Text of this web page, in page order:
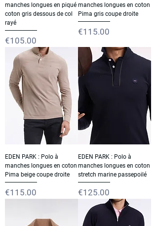
manches longues en piqué
coton gris dessous de col
rayé
Price
€105.00
manches longues en coton
Pima gris coupe droite
Price
€115.00
EDEN PARK : Polo à
manches longues en coton
Pima beige coupe droite
Price
€115.00
EDEN PARK : Polo à
manches longues en coton
stretch marine passepoilé
Price
€125.00